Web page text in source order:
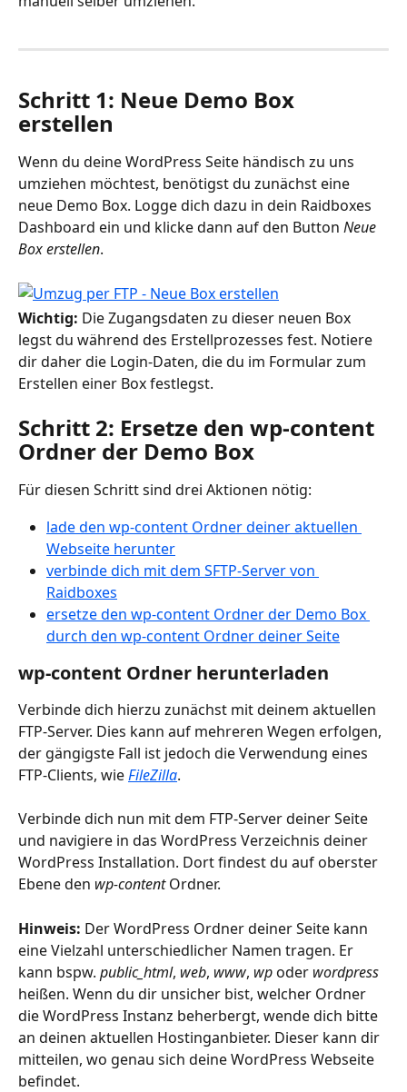
Schritt 1: Neue Demo Box
erstellen
Wenn du deine WordPress Seite händisch zu uns
umziehen möchtest, benötigst du zunächst eine
neue Demo Box. Logge dich dazu in dein Raidboxes
Dashboard ein und klicke dann auf den Button Neue
Box erstellen.
Wichtig: Die Zugangsdaten zu dieser neuen Box
legst du während des Erstellprozesses fest. Notiere
dir daher die Login-Daten, die du im Formular zum
Erstellen einer Box festlegst.
Schritt 2: Ersetze den wp-content
Ordner der Demo Box
Für diesen Schritt sind drei Aktionen nötig:
lade den wp-content Ordner deiner aktuellen
Webseite herunter
verbinde dich mit dem SFTP-Server von
Raidboxes
ersetze den wp-content Ordner der Demo Box
durch den wp-content Ordner deiner Seite
wp-content Ordner herunterladen
Verbinde dich hierzu zunächst mit deinem aktuellen
FTP-Server. Dies kann auf mehreren Wegen erfolgen,
der gängigste Fall ist jedoch die Verwendung eines
FTP-Clients, wieFileZilla.
Verbinde dich nun mit dem FTP-Server deiner Seite
und navigiere in das WordPress Verzeichnis deiner
WordPress Installation. Dort findest du auf oberster
Ebene den wp-content Ordner.
Hinweis: Der WordPress Ordner deiner Seite kann
eine Vielzahl unterschiedlicher Namen tragen. Er
kann bspw. public_html, web, www, wp oder wordpress
heißen. Wenn du dir unsicher bist, welcher Ordner
die WordPress Instanz beherbergt, wende dich bitte
an deinen aktuellen Hostinganbieter. Dieser kann dir
mitteilen, wo genau sich deine WordPress Webseite
befindet.